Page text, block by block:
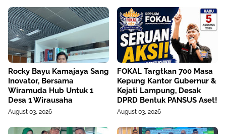
Rocky Bayu Kamajaya Sang
Inovator, Bersama
Wiramuda Hub Untuk 1
Desa 1 Wirausaha
August 03, 2026
FOKAL Targtkan 700 Masa
Kepung Kantor Gubernur &
Kejati Lampung, Desak
DPRD Bentuk PANSUS Aset!
August 03, 2026